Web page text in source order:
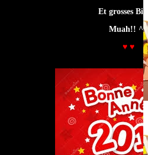
Et grosses
Muah!! ^^
♥ ♥